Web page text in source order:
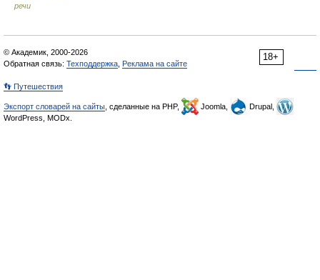
речи
18+
© Академик, 2000-2026
Обратная связь: Техподдержка Реклама на сайте
👣 Путешествия
Экспорт словарей на сайты , сделанные на PHP, Joomla,
Drupal,
WordPress, MODx.